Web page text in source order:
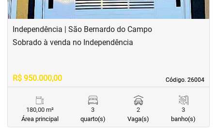
Independência | São Bernardo do Campo
Código. 26004
Código. 26004
Sobrado à venda no Independência
R$ 950.000,00
180,00 m²
Área principal
3
quarto(s)
2
Vaga(s)
3
banho(s)